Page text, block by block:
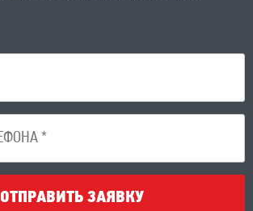
ОТПРАВИТЬ ЗАЯВКУ